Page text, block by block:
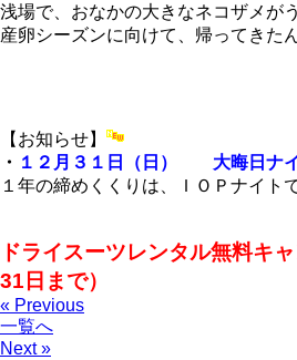
浅場で、おなかの大きなネコザメが
産卵シーズンに向けて、帰ってきた
【お知らせ】
・ １２月３１日（日） 大晦日ナ
１年の締めくくりは、ＩＯＰナイト
ドライスーツレンタル無料キ
31日まで）
« Previous
一覧へ
Next »